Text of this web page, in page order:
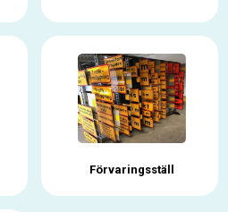
Förvaringsställ